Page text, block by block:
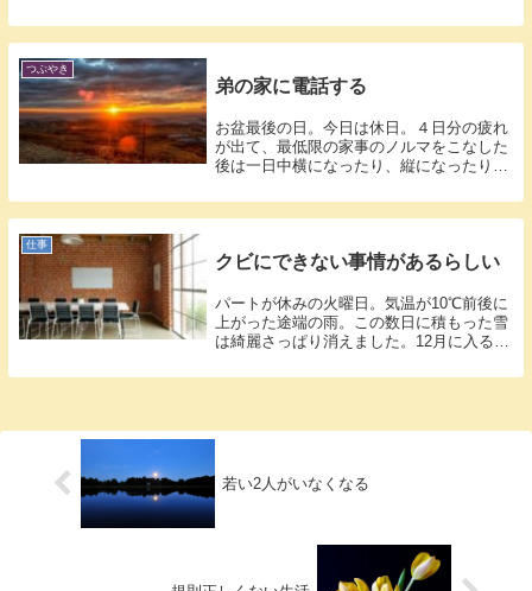
つぶやき
弟の家に電話する
お盆最後の日。今日は休日。４日分の疲れ
が出て、最低限の家事のノルマをこなした
後は一日中横になったり、縦になったりし
仕事
クビにできない事情があるらしい
パートが休みの火曜日。気温が10℃前後に
上がった途端の雨。この数日に積もった雪
は綺麗さっぱり消えました。12月に入るま
若い2人がいなくなる